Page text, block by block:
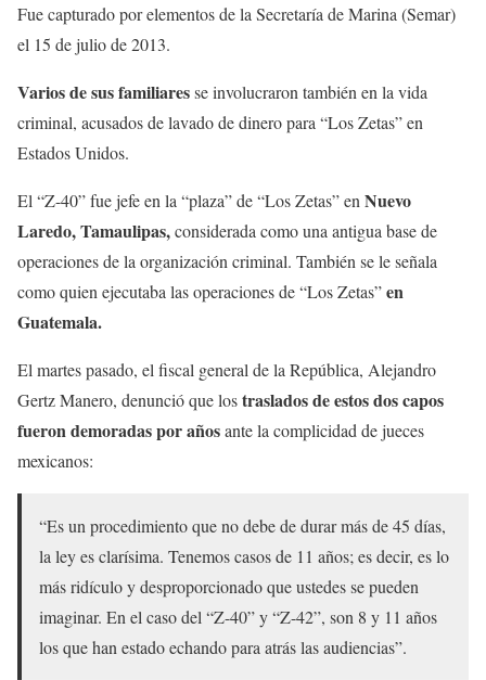
Fue capturado por elementos de la Secretaría de Marina (Semar)
el 15 de julio de 2013.
Varios de sus familiaresse involucraron también en la vida
criminal, acusados de lavado de dinero para “Los Zetas” en
Estados Unidos.
El “Z-40” fue jefe en la “plaza” de “Los Zetas” en Nuevo
Laredo, Tamaulipas,considerada como una antigua base de
operaciones de la organización criminal. También se le señala
como quien ejecutaba las operaciones de “Los Zetas”en
Guatemala.
El martes pasado, el fiscal general de la República, Alejandro
Gertz Manero, denunció que lostraslados de estos dos capos
fueron demoradas por añosante la complicidad de jueces
mexicanos:
“Es un procedimiento que no debe de durar más de 45 días,
la ley es clarísima. Tenemos casos de 11 años; es decir, es lo
más ridículo y desproporcionado que ustedes se pueden
imaginar. En el caso del “Z-40” y “Z-42”, son 8 y 11 años
los que han estado echando para atrás las audiencias”.